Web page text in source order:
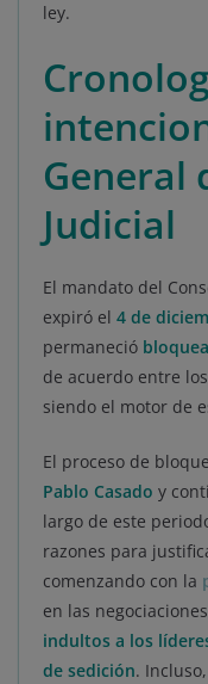
ley.
General
Judicial
El mandato del
expiró el 4 de
permaneció
de acuerdo entre
siendo el motor de
El proceso de
Pablo Casado y
largo de este
razones para
comenzando con la
en las
indultos a los
de sedición.